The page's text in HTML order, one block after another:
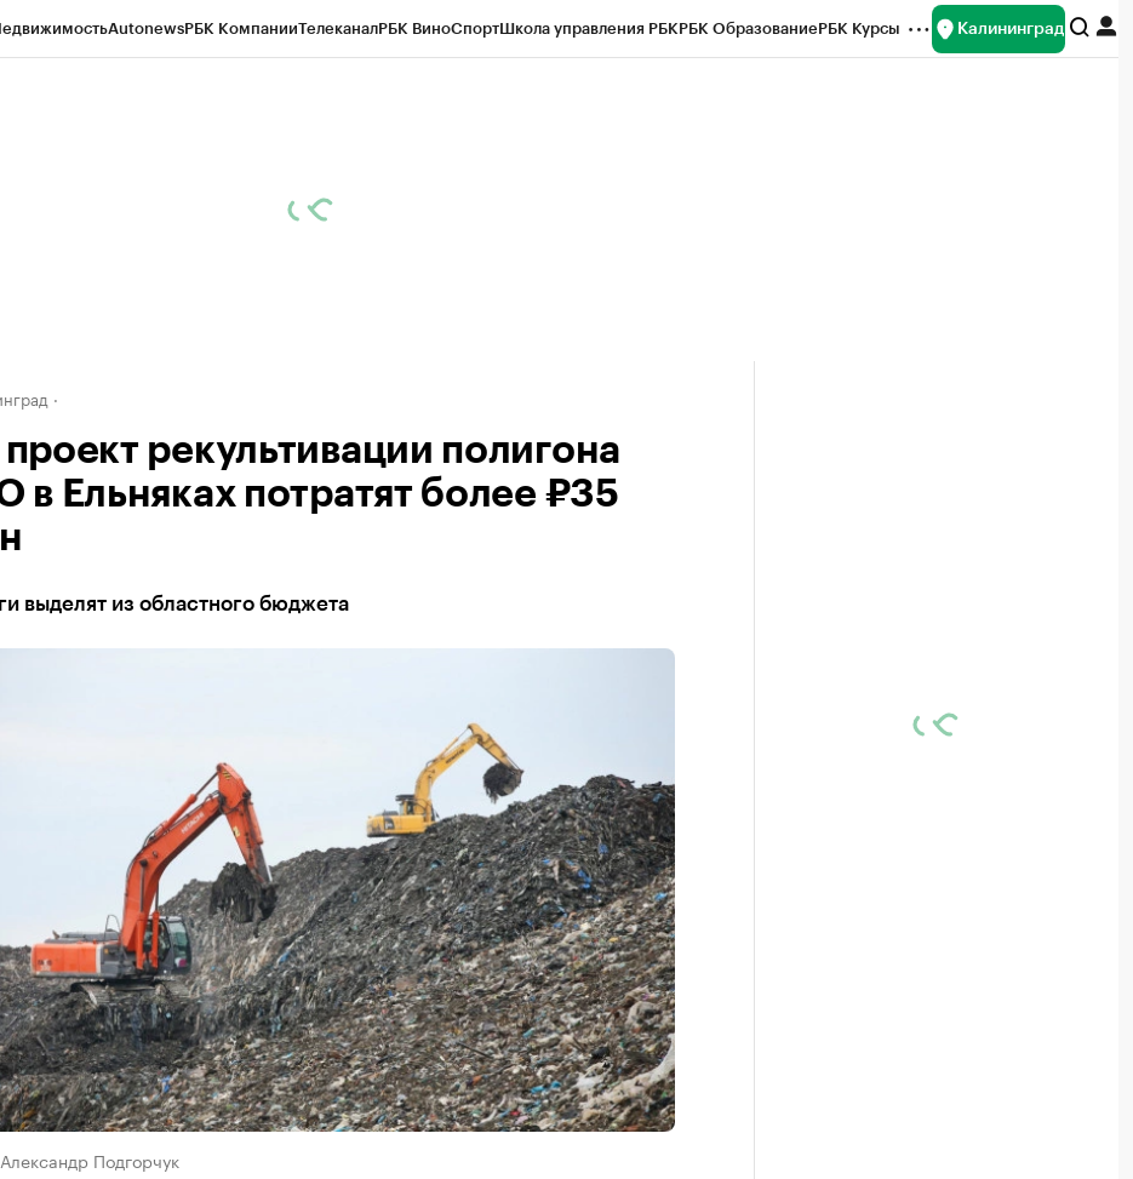
AutonewsРБК КомпанииТелеканалРБК ВиноСпортШкола управления РБКРБК ОбразованиеРБК Курсы Калининград
проект рекультивации полигона
в Ельняках потратят более ₽35
выделят из областного бюджета
Подгорчук